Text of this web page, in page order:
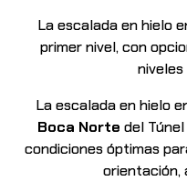
La escalada en hielo
primer nivel, con
niveles
La escalada en hielo
Boca Norte del
condiciones óptimas
orientación,